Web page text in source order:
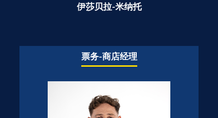
伊莎贝拉-米纳托
票务-商店经理